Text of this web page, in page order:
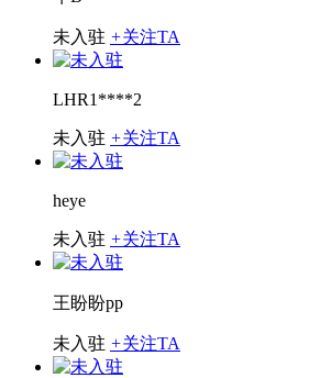
未入驻 +关注TA
LHR1****2
未入驻 +关注TA
heye
未入驻 +关注TA
王盼盼pp
未入驻 +关注TA